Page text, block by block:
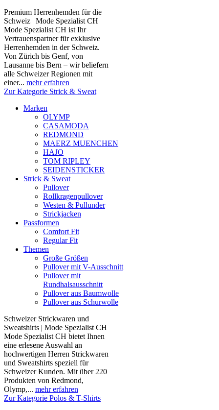
Premium Herrenhemden für die
Schweiz | Mode Spezialist CH
Mode Spezialist CH ist Ihr
Vertrauenspartner für exklusive
Herrenhemden in der Schweiz.
Von Zürich bis Genf, von
Lausanne bis Bern – wir beliefern
alle Schweizer Regionen mit
einer... mehr erfahren
Zur Kategorie Strick & Sweat
Marken
OLYMP
CASAMODA
REDMOND
MAERZ MUENCHEN
HAJO
TOM RIPLEY
SEIDENSTICKER
Strick & Sweat
Pullover
Rollkragenpullover
Westen & Pullunder
Strickjacken
Passformen
Comfort Fit
Regular Fit
Themen
Große Größen
Pullover mit V-Ausschnitt
Pullover mit
Rundhalsausschnitt
Pullover aus Baumwolle
Pullover aus Schurwolle
Schweizer Strickwaren und
Sweatshirts | Mode Spezialist CH
Mode Spezialist CH bietet Ihnen
eine erlesene Auswahl an
hochwertigen Herren Strickwaren
und Sweatshirts speziell für
Schweizer Kunden. Mit über 220
Produkten von Redmond,
Olymp,... mehr erfahren
Zur Kategorie Polos & T-Shirts